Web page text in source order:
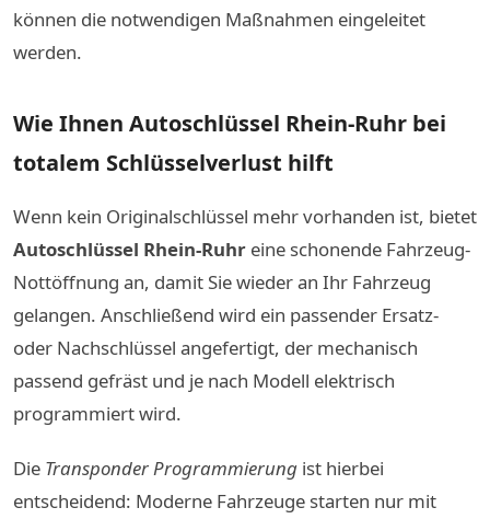
können die notwendigen Maßnahmen eingeleitet
werden.
Wie Ihnen Autoschlüssel Rhein-Ruhr bei
totalem Schlüsselverlust hilft
Wenn kein Originalschlüssel mehr vorhanden ist, bietet
Autoschlüssel Rhein-Ruhr eine schonende Fahrzeug-
Nottöffnung an, damit Sie wieder an Ihr Fahrzeug
gelangen. Anschließend wird ein passender Ersatz-
oder Nachschlüssel angefertigt, der mechanisch
passend gefräst und je nach Modell elektrisch
programmiert wird.
Die Transponder Programmierung ist hierbei
entscheidend: Moderne Fahrzeuge starten nur mit